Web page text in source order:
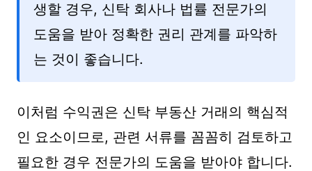
생할 경우, 신탁 회사나 법률 전문가의
도움을 받아 정확한 권리 관계를 파악하
는 것이 좋습니다.
이처럼 수익권은 신탁 부동산 거래의 핵심적
인 요소이므로, 관련 서류를 꼼꼼히 검토하고
필요한 경우 전문가의 도움을 받아야 합니다.